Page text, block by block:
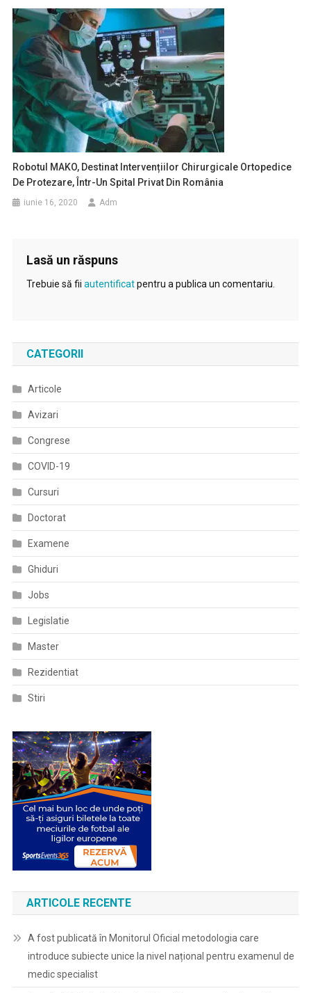
Robotul MAKO, Destinat Intervențiilor Chirurgicale Ortopedice
De Protezare, Într-Un Spital Privat Din România
iunie 16, 2020 Adm
Lasă un răspuns
Trebuie să fii autentificatpentru a publica un comentariu.
CATEGORII
Articole
Avizari
Congrese
COVID-19
Cursuri
Doctorat
Examene
Ghiduri
Jobs
Legislatie
Master
Rezidentiat
Stiri
ARTICOLE RECENTE
A fost publicată în Monitorul Oficial metodologia care
introduce subiecte unice la nivel național pentru examenul de
medic specialist